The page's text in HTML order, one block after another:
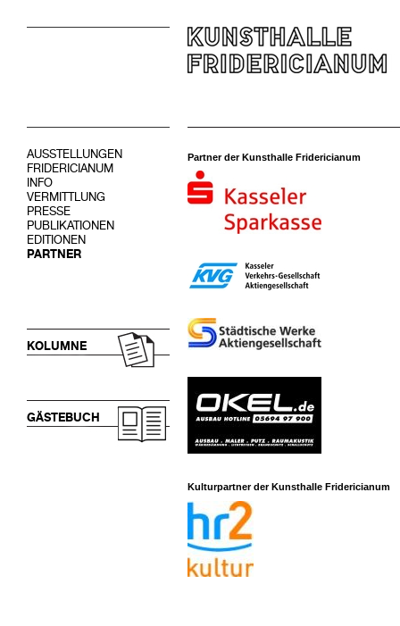
AUSSTELLUNGEN
FRIDERICIANUM
INFO
VERMITTLUNG
PRESSE
PUBLIKATIONEN
EDITIONEN
PARTNER
KOLUMNE
GÄSTEBUCH
Partner der Kunsthalle Fridericianum
Kulturpartner der Kunsthalle Fridericianum